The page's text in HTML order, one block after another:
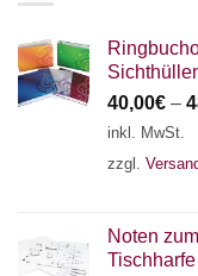
40,00€ –
inkl. MwSt.
zzgl.
Noten